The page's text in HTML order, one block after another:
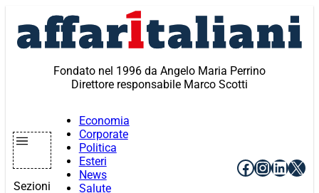
contenuto
Fondato nel 1996 da Angelo Maria Perrino
Direttore responsabile Marco Scotti
Sezioni
Economia
Corporate
Politica
Esteri
News
Salute
Facebook
X